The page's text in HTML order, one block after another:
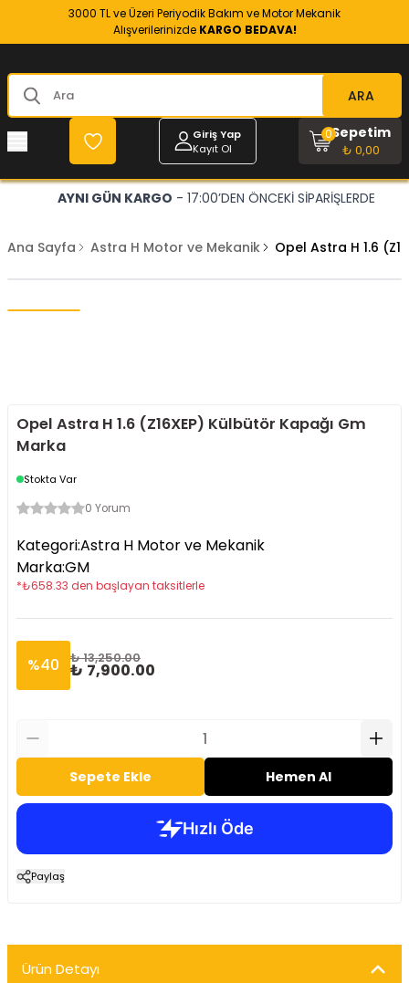
3000 TL ve Üzeri Periyodik Bakım ve Motor Mekanik
Alışverilerinizde KARGO BEDAVA!
ARA
Giriş Yap
Kayıt Ol
Sepetim
₺ 0,00
0
AYNI GÜN KARGO - 17:00’DEN ÖNCEKİ SİPARİŞLERDE
Ana Sayfa Astra H Motor ve Mekanik Opel Astra H 1.6
Opel Astra H 1.6 (Z16XEP) Külbütör Kapağı Gm
Marka
Stokta Var
0 Yorum
Kategori:Astra H Motor ve Mekanik
Marka:GM
*₺658.33 den başlayan taksitlerle
%40 ₺ 13,250.00
₺ 7,900.00
Sepete Ekle Hemen Al
Paylaş
Ürün Detayı